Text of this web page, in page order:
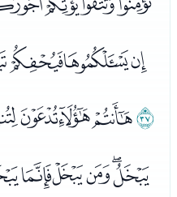
ﯞ